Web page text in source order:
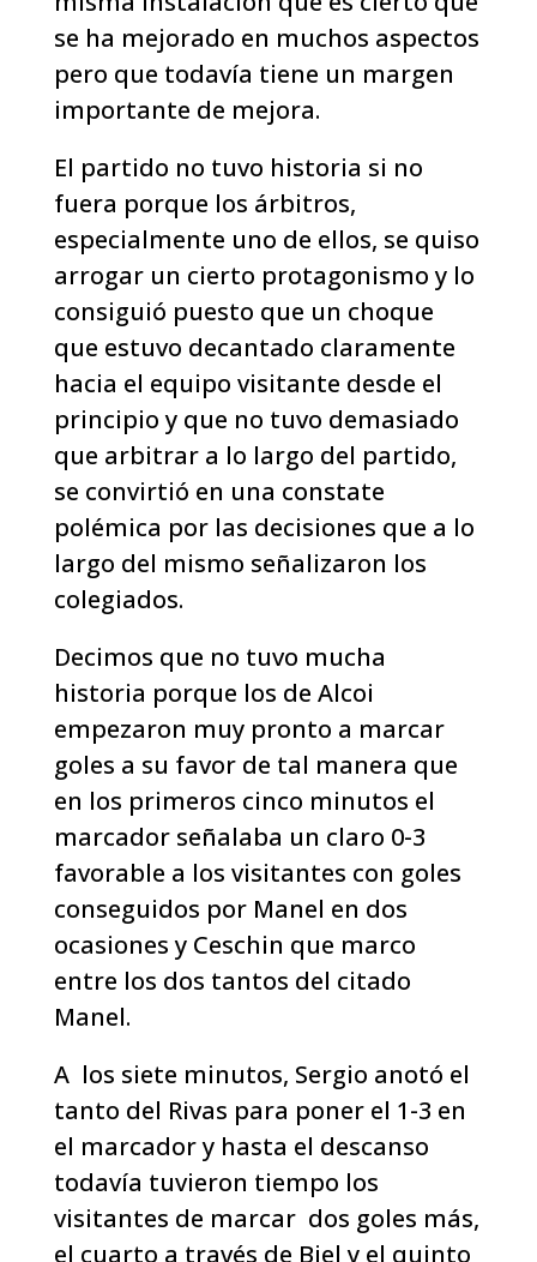
se ha mejorado en muchos aspectos
pero que todavía tiene un margen
importante de mejora.
El partido no tuvo historia si no
fuera porque los árbitros,
especialmente uno de ellos, se quiso
arrogar un cierto protagonismo y lo
consiguió puesto que un choque
que estuvo decantado claramente
hacia el equipo visitante desde el
principio y que no tuvo demasiado
que arbitrar a lo largo del partido,
se convirtió en una constate
polémica por las decisiones que a lo
largo del mismo señalizaron los
colegiados.
Decimos que no tuvo mucha
historia porque los de Alcoi
empezaron muy pronto a marcar
goles a su favor de tal manera que
en los primeros cinco minutos el
marcador señalaba un claro 0-3
favorable a los visitantes con goles
conseguidos por Manel en dos
ocasiones y Ceschin que marco
entre los dos tantos del citado
Manel.
A los siete minutos, Sergio anotó el
tanto del Rivas para poner el 1-3 en
el marcador y hasta el descanso
todavía tuvieron tiempo los
visitantes de marcar dos goles más,
el cuarto a través de Biel y el quinto